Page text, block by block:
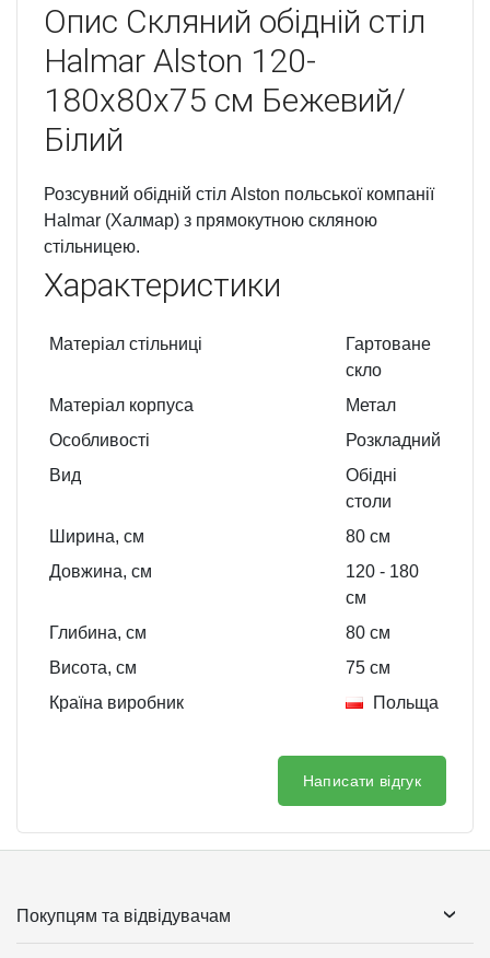
Опис Скляний обідній стіл
Halmar Alston 120-
180x80x75 см Бежевий/
Білий
Розсувний обідній стіл Alston польської компанії
Halmar (Халмар) з прямокутною скляною
стільницею.
Характеристики
Матеріал стільниці
Гартоване
скло
Матеріал корпуса
Метал
Особливості
Розкладний
Вид
Обідні
столи
Ширина, см
80 см
Довжина, см
120- 180
см
Глибина, см
80 см
Висота, см
75 см
Країна виробник
Польща
Написати відгук
Покупцям та відвідувачам